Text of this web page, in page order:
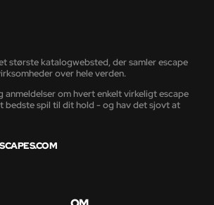
største katalogwebsted, der samler escape
over hele verden.
anmeldelser om hvert enkelt virkeligt escape
bedste spil til dit hold - og hav det sjovt at